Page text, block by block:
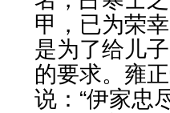
甲，已为荣
是为了给儿
的要求。雍
说：“伊家忠